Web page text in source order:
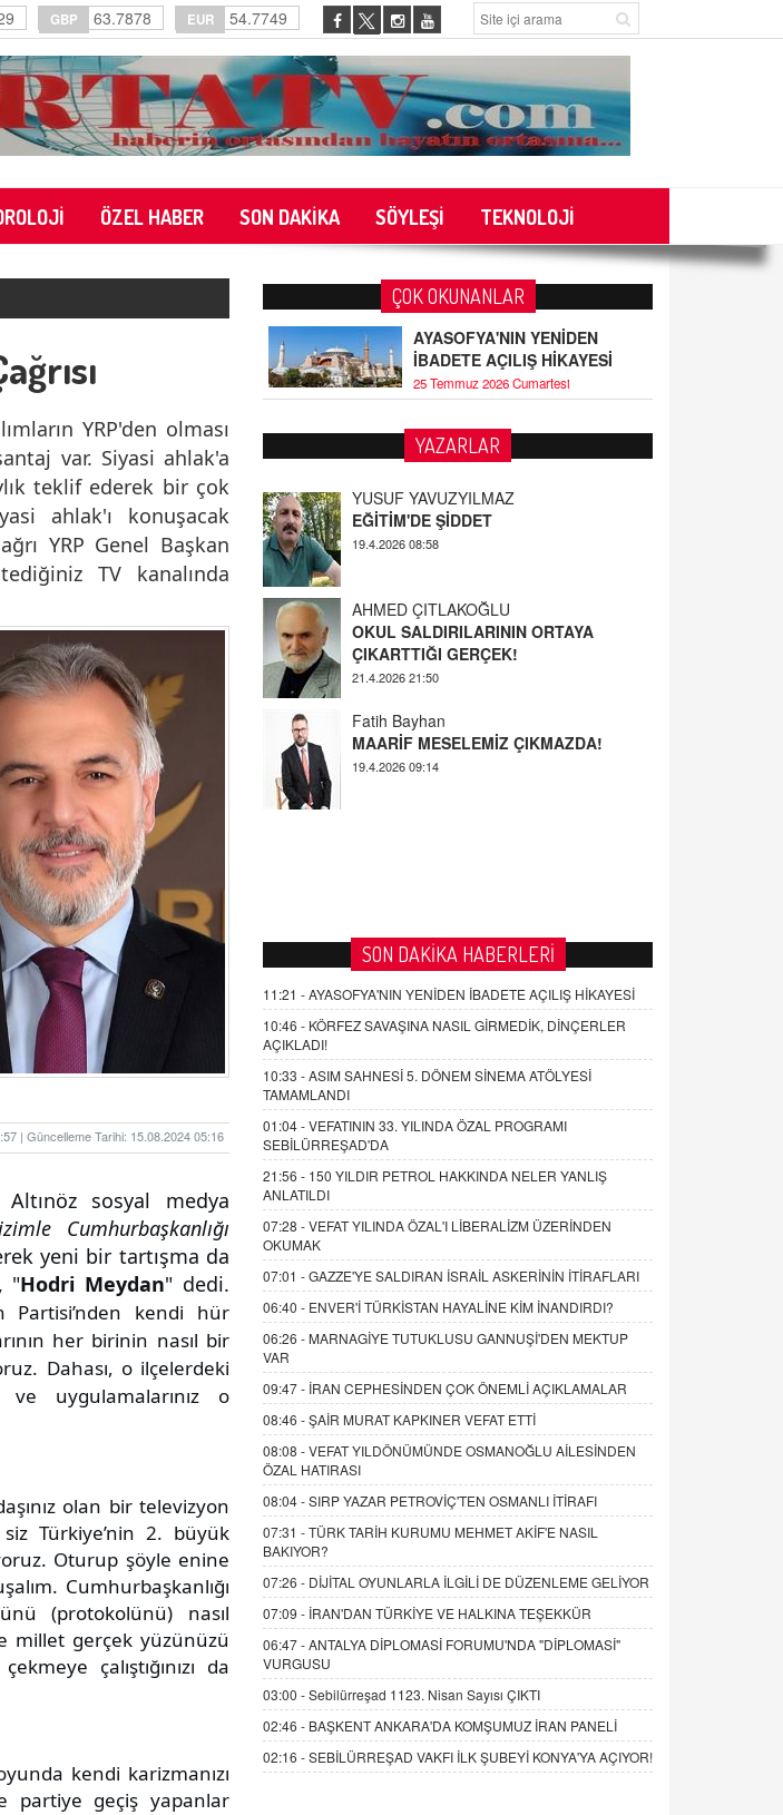
GBP 63.7878 EUR 54.7749
ÖZEL HABER SON DAKİKA SÖYLEŞİ TEKNOLOJİ
YRP'den olması
var. Siyasi ahlak'a
teklif ederek bir çok
ahlak'ı konuşacak
YRP Genel Başkan
TV kanalında
| Güncelleme Tarihi: 15.08.2024 05:16
sosyal medya
Cumhurbaşkanlığı
yeni bir tartışma da
"Hodri Meydan" dedi.
Partisi’nden kendi hür
her birinin nasıl bir
Dahası, o ilçelerdeki
uygulamalarınız o
olan bir televizyon
siz Türkiye’nin 2. büyük
Oturup şöyle enine
Cumhurbaşkanlığı
(protokolünü) nasıl
millet gerçek yüzünüzü
çalıştığınızı da
kendi karizmanızı
partiye geçiş yapanlar
ÇOK OKUNANLAR
AYASOFYA'NIN YENİDEN
İBADETE AÇILIŞ HİKAYESİ
25 Temmuz 2026 Cumartesi
YAZARLAR
AHMED ÇITLAKOĞLU
OKUL SALDIRILARININ ORTAYA
ÇIKARTTIĞI GERÇEK!
Fatih Bayhan
MAARİF MESELEMİZ ÇIKMAZDA!
19.4.2026 09:14
YUSUF YAVUZYILMAZ
EĞİTİM'DE ŞİDDET
19.4.2026 08:58
SON DAKİKA HABERLERİ
11:21 -AYASOFYA'NIN YENİDEN İBADETE AÇILIŞ HİKAYESİ
10:46 - KÖRFEZ SAVAŞINA NASIL GİRMEDİK, DİNÇERLER
AÇIKLADI!
10:33 -ASIM SAHNESİ 5. DÖNEM SİNEMA ATÖLYESİ
TAMAMLANDI
01:04 -VEFATININ 33. YILINDA ÖZAL PROGRAMI
SEBİLÜRREŞAD'DA
21:56 - 150 YILDIR PETROL HAKKINDA NELER YANLIŞ
ANLATILDI
07:28 -VEFAT YILINDA ÖZAL'I LİBERALİZM ÜZERİNDEN
OKUMAK
07:01 -GAZZE'YE SALDIRAN İSRAİL ASKERİNİN İTİRAFLARI
06:40 - ENVER'İ TÜRKİSTAN HAYALİNE KİM İNANDIRDI?
06:26 - MARNAGİYE TUTUKLUSU GANNUŞİ'DEN MEKTUP
VAR
09:47 - İRAN CEPHESİNDEN ÇOK ÖNEMLİ AÇIKLAMALAR
08:46 -ŞAİR MURAT KAPKINER VEFAT ETTİ
08:08 -VEFAT YILDÖNÜMÜNDE OSMANOĞLU AİLESİNDEN
ÖZAL HATIRASI
08:04 -SIRP YAZAR PETROVİÇ'TEN OSMANLI İTİRAFI
07:31 -TÜRK TARİH KURUMU MEHMET AKİF'E NASIL
BAKIYOR?
07:26 - DİJİTAL OYUNLARLA İLGİLİ DE DÜZENLEME GELİYOR
07:09 - İRAN'DAN TÜRKİYE VE HALKINA TEŞEKKÜR
06:47 -ANTALYA DİPLOMASİ FORUMU'NDA "DİPLOMASİ"
VURGUSU
03:00 -Sebilürreşad 1123. Nisan Sayısı ÇIKTI
02:46 - BAŞKENT ANKARA'DA KOMŞUMUZ İRAN PANELİ
02:16 -SEBİLÜRREŞAD VAKFI İLK ŞUBEYİ KONYA'YA AÇIYOR!